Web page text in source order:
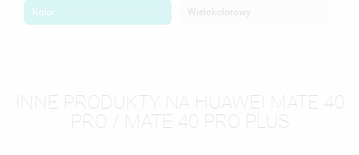
Kolor Wielokolorowy
INNE PRODUKTY NA HUAWEI MATE 40
PRO / MATE 40 PRO PLUS